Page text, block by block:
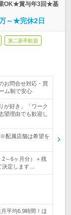
OK★賞与年3回★基
～★完休2日
第二新卒歓迎
お問合せ対応・買
ム制で安心
が好き」「ワーク
望理由でも歓迎し
配属店舗は希望を
2～6ヶ月分）＋残
定します…
平均6.9時間！ほ